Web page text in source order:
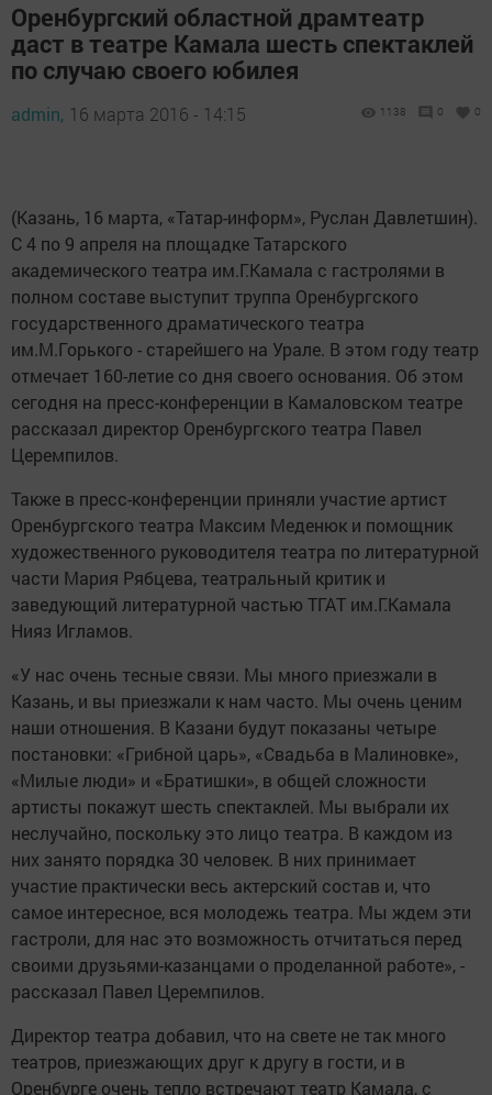
Оренбургский областной драмтеатр
даст в театре Камала шесть спектаклей
по случаю своего юбилея
admin, 16 марта 2016 - 14:15 1138 0 0
(Казань, 16 марта, «Татар-информ», Руслан Давлетшин).
С 4 по 9 апреля на площадке Татарского
академического театра им.Г.Камала с гастролями в
полном составе выступит труппа Оренбургского
государственного драматического театра
им.М.Горького - старейшего на Урале. В этом году театр
отмечает 160-летие со дня своего основания. Об этом
сегодня на пресс-конференции в Камаловском театре
рассказал директор Оренбургского театра Павел
Церемпилов.
Также в пресс-конференции приняли участие артист
Оренбургского театра Максим Меденюк и помощник
художественного руководителя театра по литературной
части Мария Рябцева, театральный критик и
заведующий литературной частью ТГАТ им.Г.Камала
Нияз Игламов.
«У нас очень тесные связи. Мы много приезжали в
Казань, и вы приезжали к нам часто. Мы очень ценим
наши отношения. В Казани будут показаны четыре
постановки: «Грибной царь», «Свадьба в Малиновке»,
«Милые люди» и «Братишки», в общей сложности
артисты покажут шесть спектаклей. Мы выбрали их
неслучайно, поскольку это лицо театра. В каждом из
них занято порядка 30 человек. В них принимает
участие практически весь актерский состав и, что
самое интересное, вся молодежь театра. Мы ждем эти
гастроли, для нас это возможность отчитаться перед
своими друзьями-казанцами о проделанной работе», -
рассказал Павел Церемпилов.
Директор театра добавил, что на свете не так много
театров, приезжающих друг к другу в гости, и в
Оренбурге очень тепло встречают театр Камала, с